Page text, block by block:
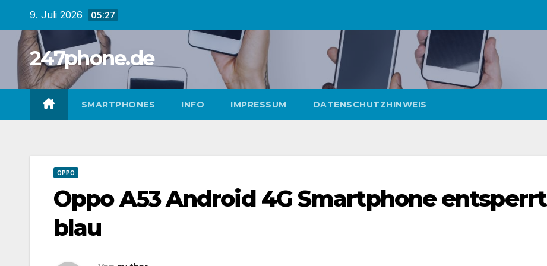
springen
9. Juli 2026 05:27
247phone.de
SMARTPHONES INFO IMPRESSUM DATENSCHUTZHINWEIS
OPPO
Oppo A53 Android 4G Smartphone entsperrt
blau